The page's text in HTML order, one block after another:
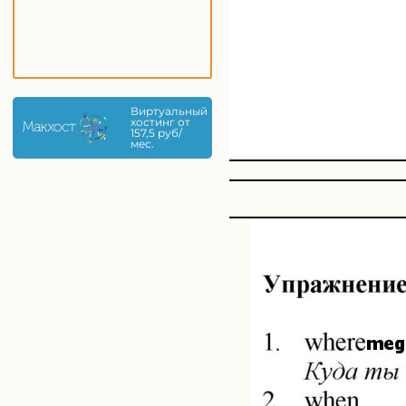
Виртуальный
хостинг от
157,5 руб/
мес.